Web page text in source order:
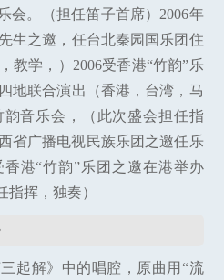
会。（担任笛子首席）2006年
生之邀，任台北秦园国乐团住
教学，）2006受香港“竹韵”乐
地联合演出（香港，台湾，马
音乐会，（此次盛会担任指
省广播电视民族乐团之邀任乐
香港“竹韵”乐团之邀在港举办
指挥，独奏）
起解》中的唱腔，原曲用“流